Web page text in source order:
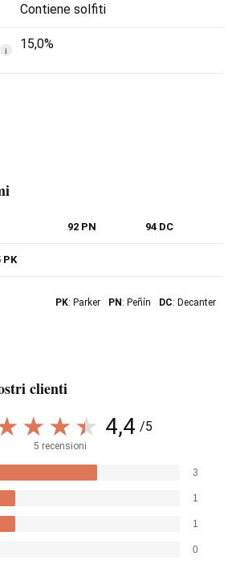
Contiene solfiti
i 15,0%
92 PN 94 DC
PK
PK: Parker PN: Peñín DC: Decanter
clienti
4,4 /5
5 recensioni
3
1
1
0